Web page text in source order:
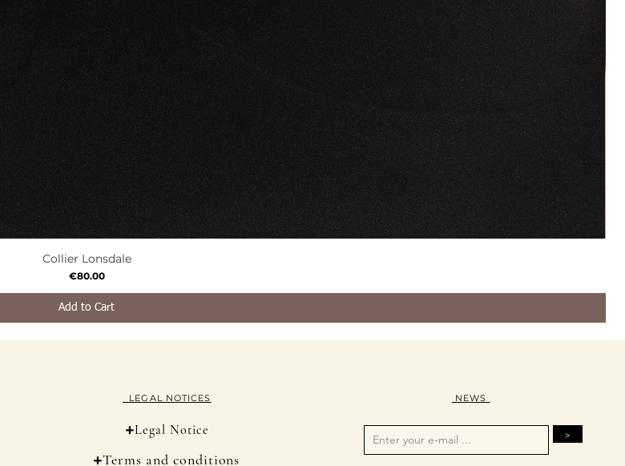
Quick View
Collier Lonsdale
Price
€80.00
Add to Cart
LEGAL NOTICES
+Legal Notice
+Terms and conditions
NEWS
>